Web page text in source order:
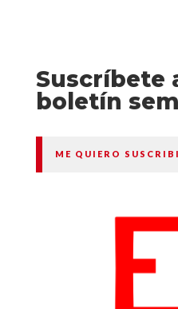
Suscríbete
boletín
ME QUIERO